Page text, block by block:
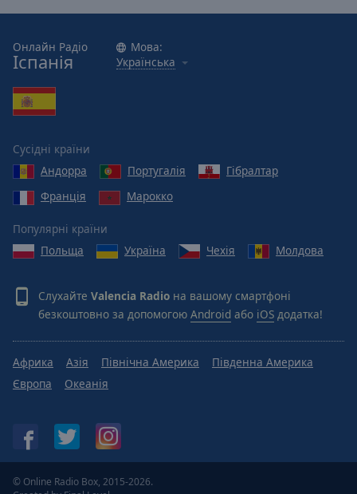
Font
Family
Done
Close
dialog
Онлайн Радіо
Іспанія
Мова:
Українська
Сусідні країни
Андорра
Португалія
Гібралтар
Франція
Марокко
Популярні країни
Польща
Україна Чехія Молдова
Слухайте Valencia Radio на вашому смартфоні
безкоштовно за допомогою Android або iOS додатка!
Африка Азія Північна Америка
Південна Америка
Європа
Океанія
© Online Radio Box, 2015-2026.